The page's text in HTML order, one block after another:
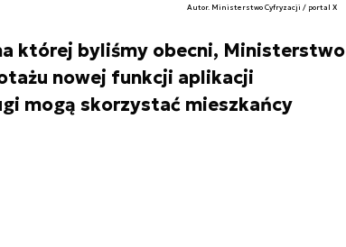
Autor. Ministerstwo Cyfryzacji / portal X
której byliśmy obecni, Ministerstwo
nowej funkcji aplikacji
mogą skorzystać mieszkańcy